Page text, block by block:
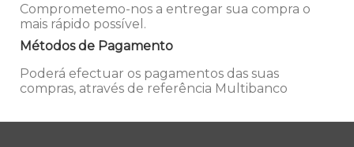
Comprometemo-nos a entregar sua compra o
mais rápido possível.
Métodos de Pagamento
Poderá efectuar os pagamentos das suas
compras, através de referência Multibanco